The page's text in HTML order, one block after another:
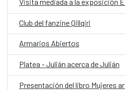
Club del fanzine Qillqiri
Armarios Abiertos
Platea - Julián acerca de Julián
Presentación del libro Mujeres